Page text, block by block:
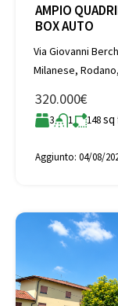
AMPIO
BOX AUTO
Via Giovanni
Milanese,
320.000€
3 1 148sq
Aggiunto: 04/08/